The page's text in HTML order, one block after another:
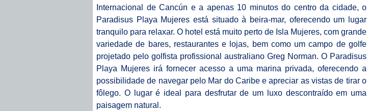
Internacional de Cancún e a apenas 10 minutos do centro da cidade, o
Paradisus Playa Mujeres está situado à beira-mar, oferecendo um lugar
tranquilo para relaxar. O hotel está muito perto de Isla Mujeres, com grande
variedade de bares, restaurantes e lojas, bem como um campo de golfe
projetado pelo golfista profissional australiano Greg Norman. O Paradisus
Playa Mujeres irá fornecer acesso a uma marina privada, oferecendo a
possibilidade de navegar pelo Mar do Caribe e apreciar as vistas de tirar o
fôlego. O lugar é ideal para desfrutar de um luxo descontraído em uma
paisagem natural.